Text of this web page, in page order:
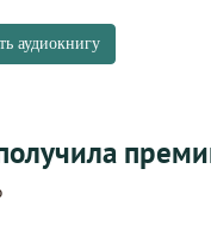
аудиокнигу